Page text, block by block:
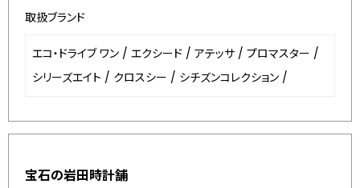
取扱ブランド
エコ・ドライブ ワン / エクシード / アテッサ / プロマスター /
シリーズエイト / クロスシー / シチズンコレクション /
宝石の岩田時計舗